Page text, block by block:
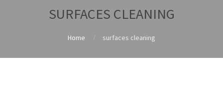
SURFACES CLEANING
Home surfaces cleaning